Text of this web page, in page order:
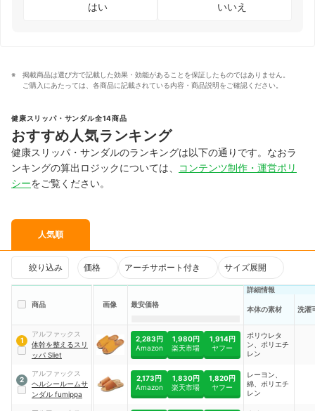
はい いいえ
掲載商品は選び方で記載した効果・効能があることを保証したものではありません。
ご購入にあたっては、各商品に記載されている内容・商品説明をご確認ください。
健康スリッパ・サンダル全14商品
おすすめ人気ランキング
健康スリッパ・サンダルのランキングは以下の通りです。なおラ
ンキングの算出ロジックについては、
コンテンツ制作・運営ポリ
シーをご覧ください。
人気順
絞り込み 価格 アーチサポート付き サイズ展開
商品 画像 最安価格
詳細情報
本体の素材 洗濯
1
アルファックス
体幹を整えるスリ
ッパ Sliet
2,283円
Amazon
1,980円
楽天市場
1,914円
ヤフー
ポリウレタ
ン、ポリエチ
レン
2
アルファックス
ヘルシールームサ
ンダル fumippa
2,173円
Amazon
1,830円
楽天市場
1,820円
ヤフー
レーヨン、
綿、ポリエチ
レン